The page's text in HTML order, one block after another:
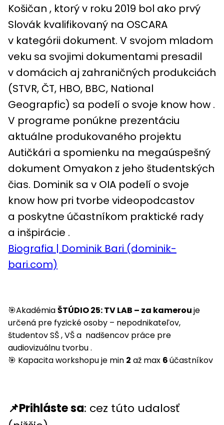
Košičan , ktorý v roku 2019 bol ako prvý
Slovák kvalifikovaný na OSCARA
v kategórii dokument. V svojom mladom
veku sa svojimi dokumentami presadil
v domácich aj zahraničných produkciách
(STVR, ČT, HBO, BBC, National
Geograpfic) sa podelí o svoje know how .
V programe ponúkne prezentáciu
aktuálne produkovaného projektu
Autičkári a spomienku na megaúspešný
dokument Omyakon z jeho študentských
čias. Dominik sa v OIA podelí o svoje
know how pri tvorbe videopodcastov
a poskytne účastníkom praktické rady
a inšpirácie .
Biografia | Dominik Bari (dominik-
bari.com)
🎯AkadémiaŠTÚDIO 25: TV LAB – za kamerouje
určená pre fyzické osoby – nepodnikateľov,
študentov SŠ , VŠ a nadšencov práce pre
audiovizuálnu tvorbu .
🎯 Kapacita workshopu je min 2 až max 6účastníkov
📌Prihláste sa: cez túto udalosť